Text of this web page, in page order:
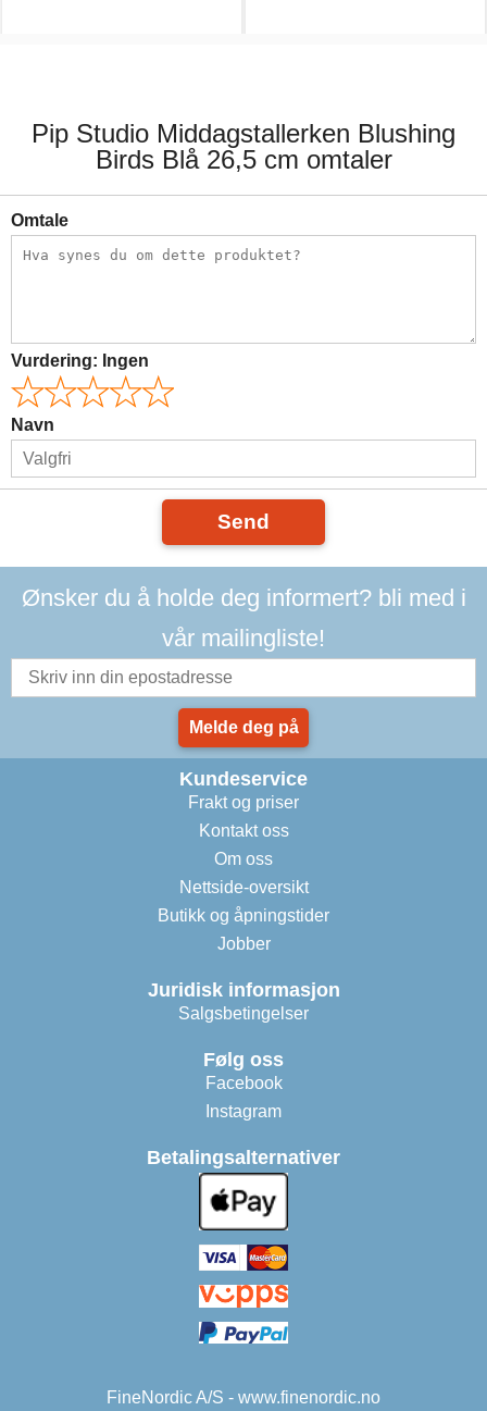
Pip Studio Middagstallerken Blushing
Birds Blå 26,5 cm omtaler
Omtale
Vurdering: Ingen
Navn
Send
Ønsker du å holde deg informert? bli med i
vår mailingliste!
Melde deg på
Kundeservice
Frakt og priser
Kontakt oss
Om oss
Nettside-oversikt
Butikk og åpningstider
Jobber
Juridisk informasjon
Salgsbetingelser
Følg oss
Facebook
Instagram
Betalingsalternativer
FineNordic A/S - www.finenordic.no